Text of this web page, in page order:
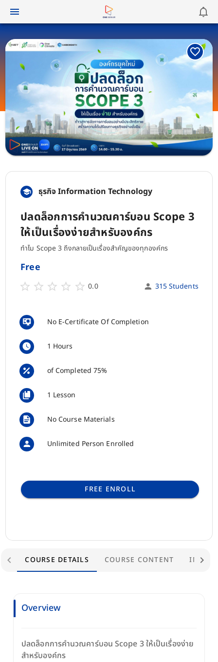
ธุรกิจ Information Technology
ปลดล็อกการคำนวณคาร์บอน Scope 3
ให้เป็นเรื่องง่ายสำหรับองค์กร
ทำไม Scope 3 ถึงกลายเป็นเรื่องสำคัญของทุกองค์กร
Free
0.0 315 Students
No E-Certificate Of Completion
1 Hours
of Completed 75%
1 Lesson
No Course Materials
Unlimited Person Enrolled
FREE ENROLL
COURSE DETAILS COURSE CONTENT
Overview
ปลดล็อกการคำนวณคาร์บอน Scope 3 ให้เป็นเรื่องง่าย
สำหรับองค์กร